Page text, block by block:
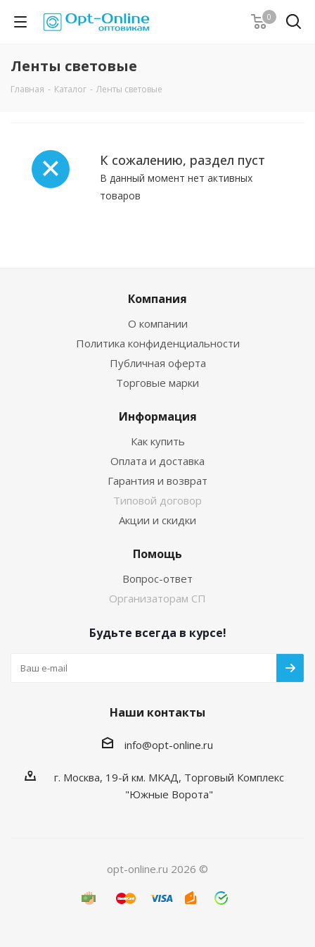
0
Ленты световые
Главная - Каталог - Ленты световые
К сожалению, раздел пуст
В данный момент нет активных
товаров
Компания
О компании
Политика конфиденциальности
Публичная оферта
Торговые марки
Информация
Как купить
Оплата и доставка
Гарантия и возврат
Типовой договор
Акции и скидки
Помощь
Вопрос-ответ
Организаторам СП
Будьте всегда в курсе!
Наши контакты
info@opt-online.ru
г. Москва, 19-й км. МКАД, Торговый Комплекс
"Южные Ворота"
opt-online.ru 2026 ©